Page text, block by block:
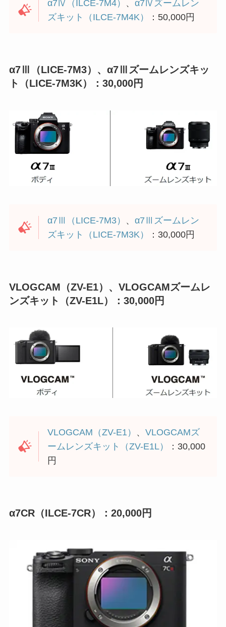
α7Ⅳ（ILCE-7M4） 、α7Ⅳズームレン
ズキット（ILCE-7M4K）
：50,000円
α7Ⅲ（LICE-7M3）、α7Ⅲズームレンズキッ
ト（LICE-7M3K）：30,000円
α7Ⅲ（LICE-7M3） 、α7Ⅲズームレン
ズキット（LICE-7M3K）
：30,000円
VLOGCAM（ZV-E1）、VLOGCAMズームレ
ンズキット（ZV-E1L）：30,000円
VLOGCAM（ZV-E1） 、VLOGCAMズ
ームレンズキット（ZV-E1L）
：30,000
円
α7CR（ILCE-7CR）：20,000円